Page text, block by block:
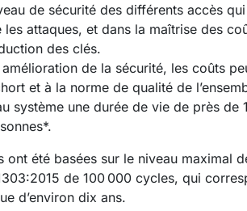
de sécurité des différents accès
attaques, et dans la maîtrise des
des clés.
amélioration de la sécurité, les coûts
et à la norme de qualité de
système une durée de vie de près de
ont été basées sur le niveau maximal
de 100 000 cycles, qui
d’environ dix ans.